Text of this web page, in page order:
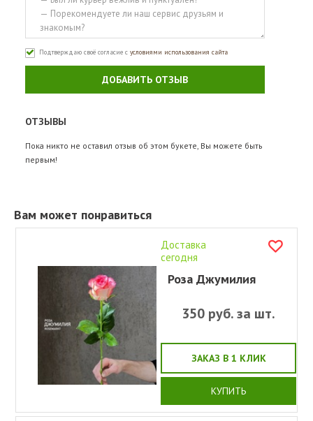
Подтверждаю своё согласие с условиями использования сайта
ДОБАВИТЬ ОТЗЫВ
ОТЗЫВЫ
Пока никто не оставил отзыв об этом букете, Вы можете быть
первым!
Вам может понравиться
Доставка
сегодня
Роза Джумилия
350 руб. за шт.
ЗАКАЗ В 1 КЛИК
КУПИТЬ